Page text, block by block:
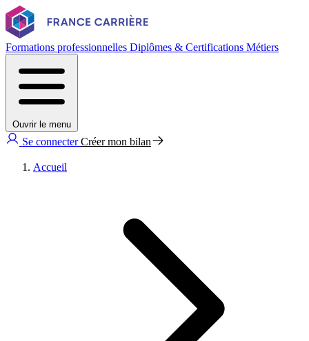
Formations professionnelles Diplômes & Certifications Métiers
Ouvrir le menu
Se connecterCréer mon bilan
Accueil